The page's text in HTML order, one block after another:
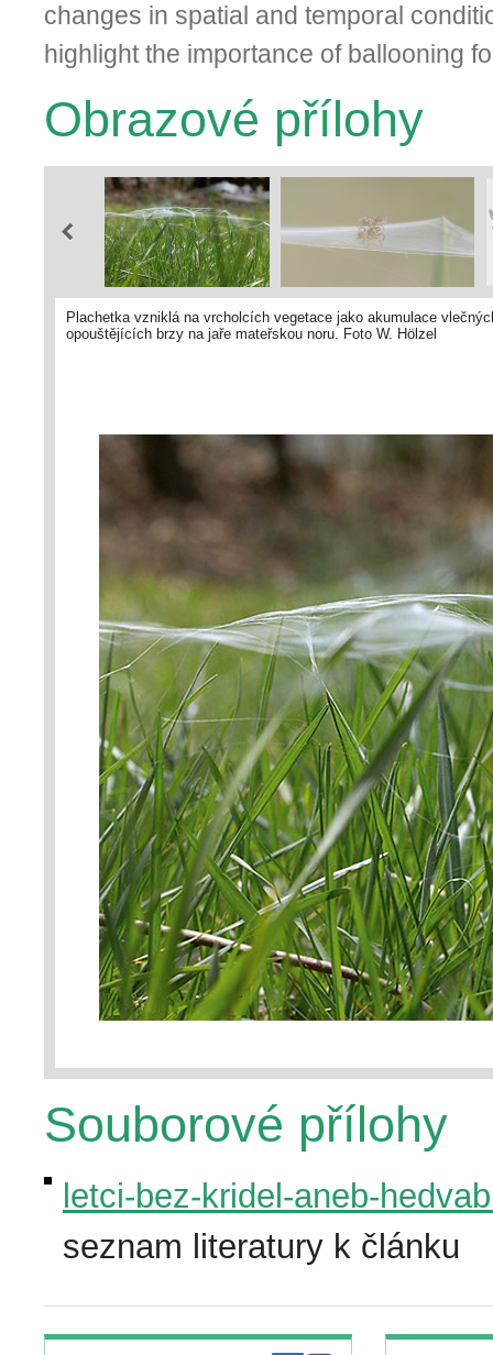
changes in spatial and temporal
highlight the importance of ballooning
Obrazové přílohy
Plachetka vzniklá na vrcholcích vegetace jako akumulace
opouštějících brzy na jaře mateřskou noru. Foto W. Hölzel
Souborové přílohy
letci-bez-kridel-aneb-
seznam literatury k článku